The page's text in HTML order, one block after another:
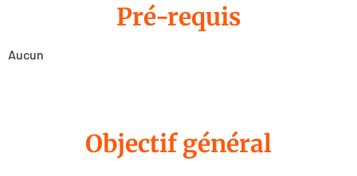
Pré-requis
Aucun
Objectif général